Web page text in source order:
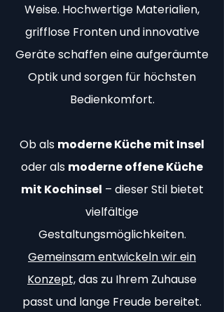
Weise. Hochwertige Materialien,
grifflose Fronten und innovative
Geräte schaffen eine aufgeräumte
Optik und sorgen für höchsten
Bedienkomfort.
Ob als moderne Küche mit Insel
oder als moderne offene Küche
mit Kochinsel – dieser Stil bietet
vielfältige
Gestaltungsmöglichkeiten.
Gemeinsam entwickeln wir ein
Konzept,das zu Ihrem Zuhause
passt und lange Freude bereitet.